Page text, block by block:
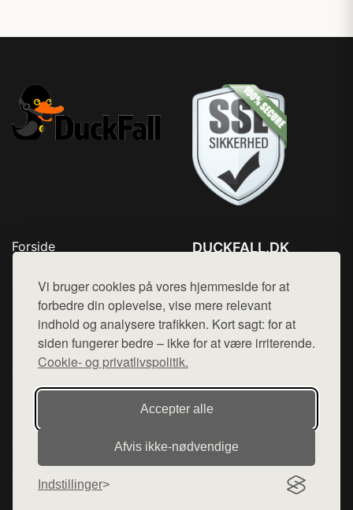
Vi bruger cookies på vores hjemmeside for at
forbedre din oplevelse, vise mere relevant
indhold og analysere trafikken. Kort sagt: for at
siden fungerer bedre – ikke for at være irriterende.
Cookie- og privatlivspolitik.
Accepter alle
Afvis ikke‑nødvendige
Indstillinger
Forside
Top Rabatter
Kontakt
DUCKFALL.DK
Mail: hej@want.dk
Cookie- og privatlivspolitik
Denne side er en del af want.dk, der udgiver en række
hjemmesider med præsentation af forskellige produkter fra
diverse webshops. Der sælges ikke varer fra denne side - vi
henviser til de shops, som sælger varen. Vi har heller ikke
varerne på lager.